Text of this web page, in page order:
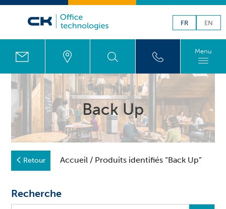
FR EN
Menu
Back Up
Retour Accueil / Produits identifiés “Back Up”
Recherche